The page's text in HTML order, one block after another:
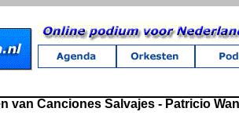
van Canciones Salvajes - Patricio